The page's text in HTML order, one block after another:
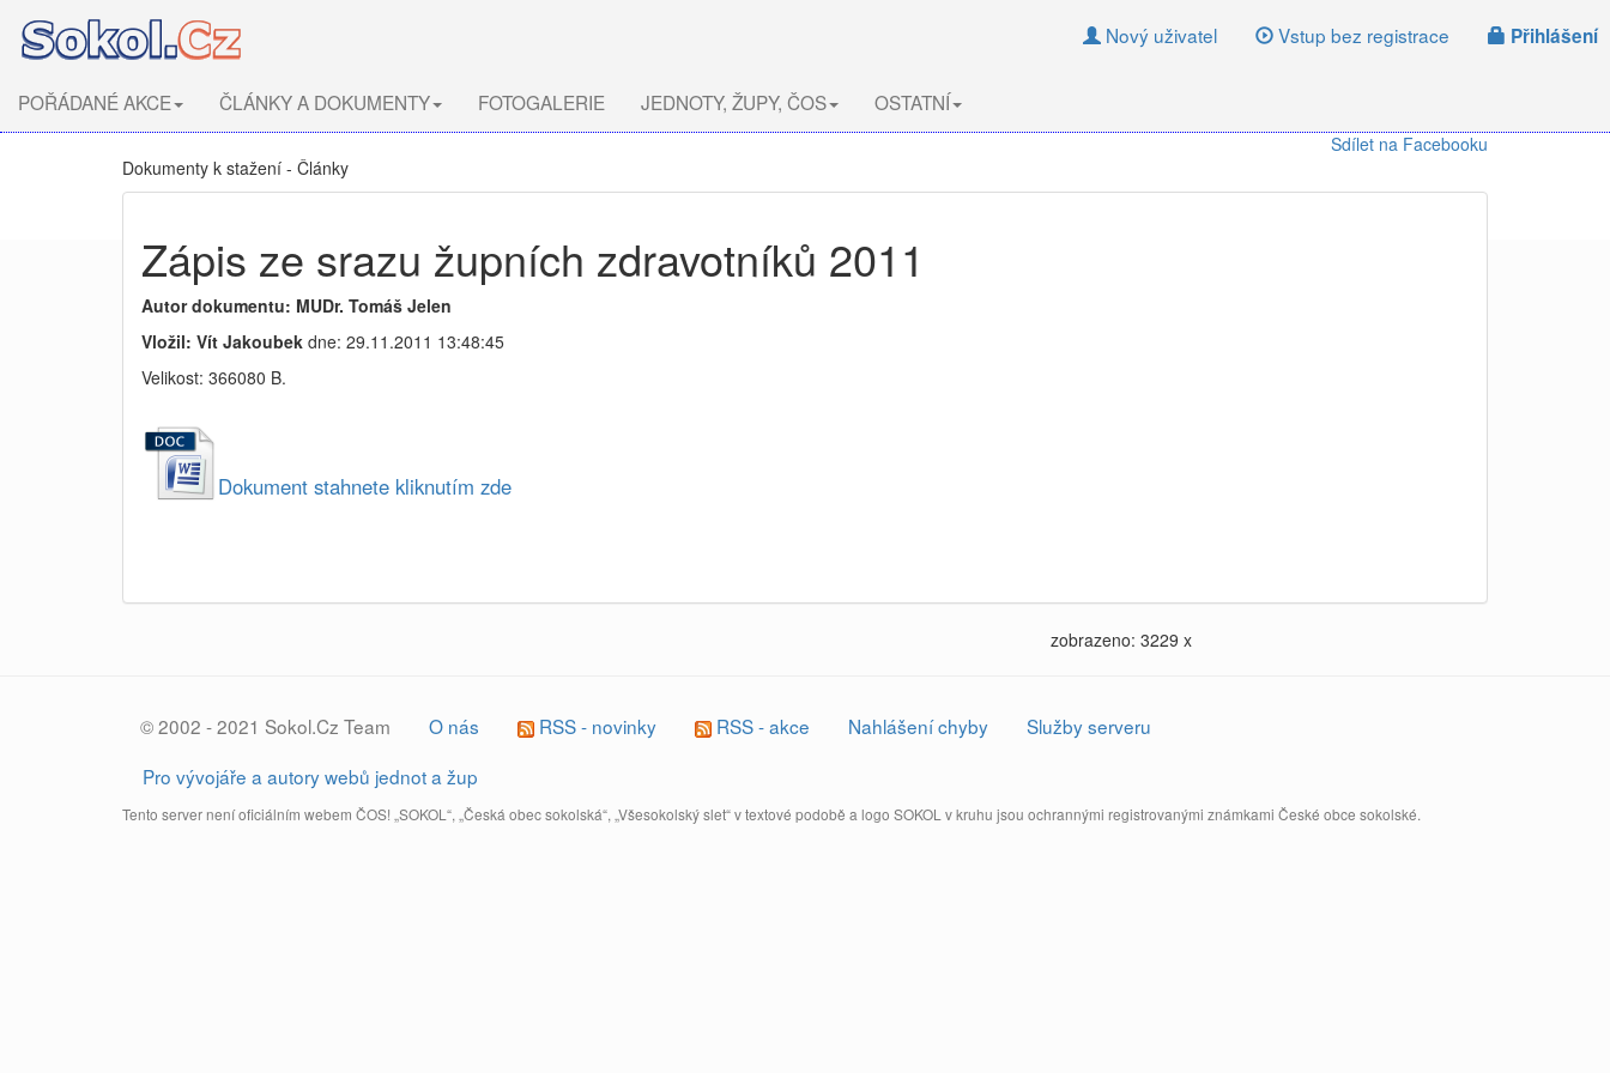
Nový uživatel Vstup bez registrace Přihlášení
POŘÁDANÉ AKCE ČLÁNKY A DOKUMENTY FOTOGALERIE JEDNOTY, ŽUPY, ČOS OSTATNÍ
Sdílet na Facebooku
Dokumenty k stažení - Články
Zápis ze srazu župních zdravotníků 2011
Autor dokumentu: MUDr. Tomáš Jelen
Vložil: Vít Jakoubek dne: 29.11.2011 13:48:45
Velikost: 366080 B.
Dokument stahnete kliknutím zde
zobrazeno: 3229 x
© 2002 - 2021 Sokol.Cz Team O nás RSS - novinky RSS - akce Nahlášení chyby
Služby serveru
Pro vývojáře a autory webů jednot a žup
Tento server není oficiálním webem ČOS! „SOKOL“, „Česká obec sokolská“, „Všesokolský slet“ v textové podobě a logo SOKOL v kruhu jsou ochrannými registrovanými známkami České obce sokolské.